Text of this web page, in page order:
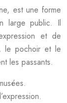
est une forme
large public. Il
et de
le pochoir et le
les passants.